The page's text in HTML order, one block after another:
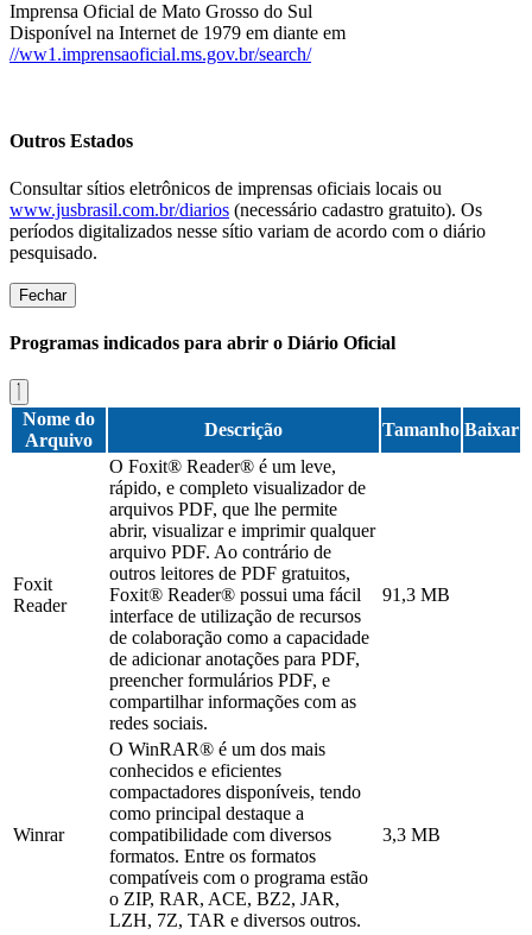
Imprensa Oficial de Mato Grosso do Sul
Disponível na Internet de 1979 em diante em
//ww1.imprensaoficial.ms.gov.br/search/
Outros Estados
Consultar sítios eletrônicos de imprensas oficiais locais ou
www.jusbrasil.com.br/diarios (necessário cadastro gratuito). Os
períodos digitalizados nesse sítio variam de acordo com o diário
pesquisado.
Fechar
Programas indicados para abrir o Diário Oficial
Nome do
Arquivo
Descrição Tamanho Baixar
Foxit
Reader
O Foxit® Reader® é um leve,
rápido, e completo visualizador de
arquivos PDF, que lhe permite
abrir, visualizar e imprimir qualquer
arquivo PDF. Ao contrário de
outros leitores de PDF gratuitos,
Foxit® Reader® possui uma fácil
interface de utilização de recursos
de colaboração como a capacidade
de adicionar anotações para PDF,
preencher formulários PDF, e
compartilhar informações com as
redes sociais.
91,3 MB
Winrar
O WinRAR® é um dos mais
conhecidos e eficientes
compactadores disponíveis, tendo
como principal destaque a
compatibilidade com diversos
formatos. Entre os formatos
compatíveis com o programa estão
o ZIP, RAR, ACE, BZ2, JAR,
LZH, 7Z, TAR e diversos outros.
3,3 MB